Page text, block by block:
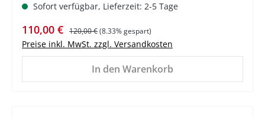
Sofort verfügbar, Lieferzeit: 2-5 Tage
Verkaufspreis:
110,00 € Regulärer Preis:
120,00 €(8.33% gespart)
Preise inkl. MwSt. zzgl. Versandkosten
In den Warenkorb